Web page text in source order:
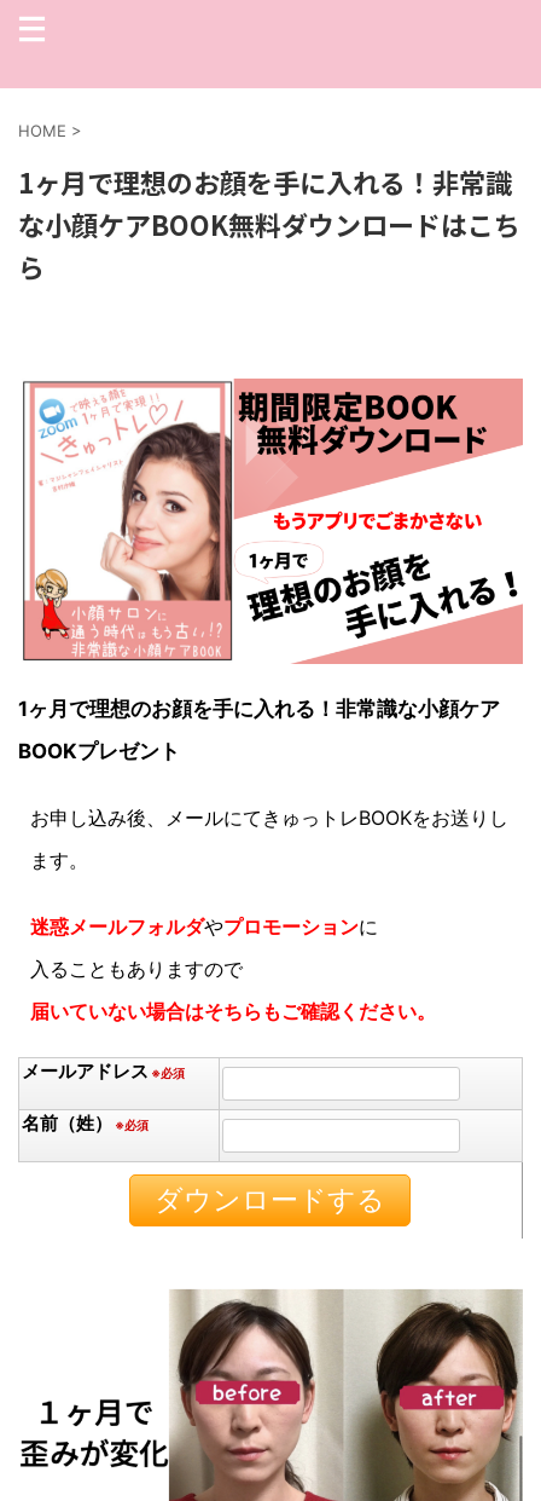
HOME >
1ヶ月で理想のお顔を手に入れる！非常識
な小顔ケアBOOK無料ダウンロードはこち
ら
1ヶ月で理想のお顔を手に入れる！非常識な小顔ケア
BOOKプレゼント
お申し込み後、メールにてきゅっトレBOOKをお送りし
ます。
迷惑メールフォルダやプロモーションに
入ることもありますので
届いていない場合はそちらもご確認ください。
メールアドレス ※必須
名前（姓） ※必須